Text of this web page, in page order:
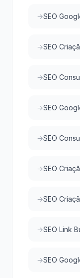
SEO
SEO
SEO
SEO
SEO
SEO
SEO
SEO Link
SEO